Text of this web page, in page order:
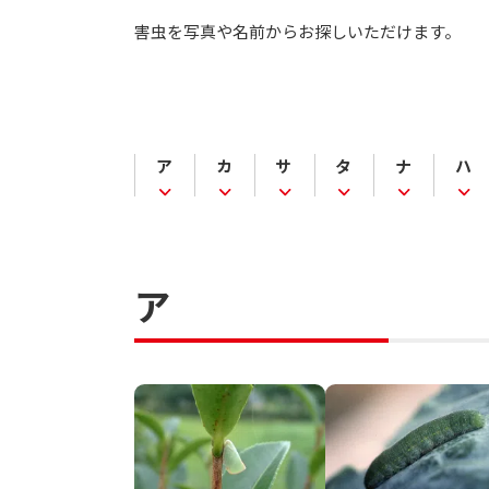
害虫を写真や名前からお探しいただけます。
ア カ サ タ ナ ハ
ア